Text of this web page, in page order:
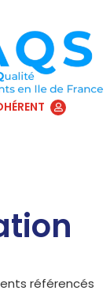
référencés